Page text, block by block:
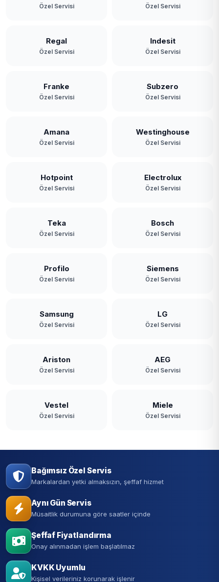
Özel Servisi Özel Servisi
Regal
Özel Servisi
Indesit
Özel Servisi
Franke
Özel Servisi
Subzero
Özel Servisi
Amana
Özel Servisi
Westinghouse
Özel Servisi
Hotpoint
Özel Servisi
Electrolux
Özel Servisi
Teka
Özel Servisi
Bosch
Özel Servisi
Profilo
Özel Servisi
Siemens
Özel Servisi
Samsung
Özel Servisi
LG
Özel Servisi
Ariston
Özel Servisi
AEG
Özel Servisi
Vestel
Özel Servisi
Miele
Özel Servisi
Bağımsız Özel Servis
Markalardan yetki almaksızın, şeffaf hizmet
Aynı Gün Servis
Müsaitlik durumuna göre saatler içinde
Şeffaf Fiyatlandırma
Onay alınmadan işlem başlatılmaz
KVKK Uyumlu
Kişisel verileriniz korunarak işlenir